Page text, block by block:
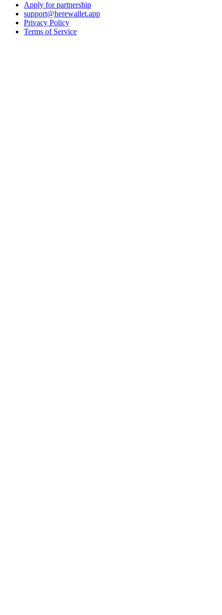
Apply for partnership
support@herewallet.app
Privacy Policy
Terms of Service